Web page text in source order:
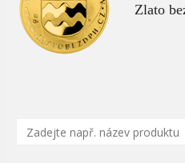
Zlato